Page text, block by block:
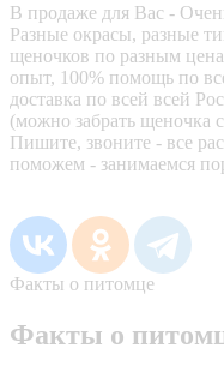
В продаже для Вас -
Разные окрасы, разные
щеночков по разным
опыт, 100% помощь по
доставка по всей всей
(можно забрать щеночка
Пишите, звоните - все
поможем - занимаемся
Факты о питомце
Факты о